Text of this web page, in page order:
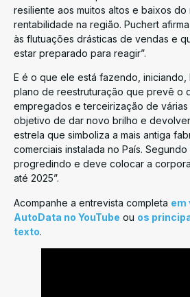
resiliente aos muitos altos e baixos
rentabilidade na região. Puchert
às flutuações drásticas de vendas e
estar preparado para reagir”.
E é o que ele está fazendo, iniciando,
plano de reestruturação que prevê o
empregados e terceirização de
objetivo de dar novo brilho e
estrela que simboliza a mais antiga
comerciais instalada no País.
progredindo e deve colocar a
até 2025”.
Acompanhe a entrevista completa em
AutoData no YouTube ou os
texto.